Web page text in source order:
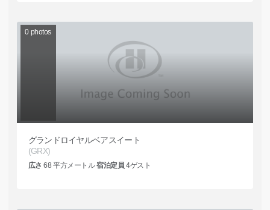
0 photos
グランドロイヤルベアスイート
(GRX)
広さ 68 平方メートル宿泊定員 4ゲスト